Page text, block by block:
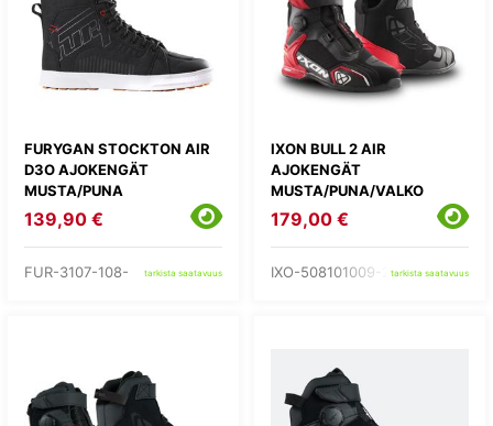
FURYGAN STOCKTON AIR
D3O AJOKENGÄT
MUSTA/PUNA
139,90 €
FUR-3107-108- tarkista saatavuus
IXON BULL 2 AIR
AJOKENGÄT
MUSTA/PUNA/VALKO
179,00 €
IXO-508101009-27-tarkista saatavuus